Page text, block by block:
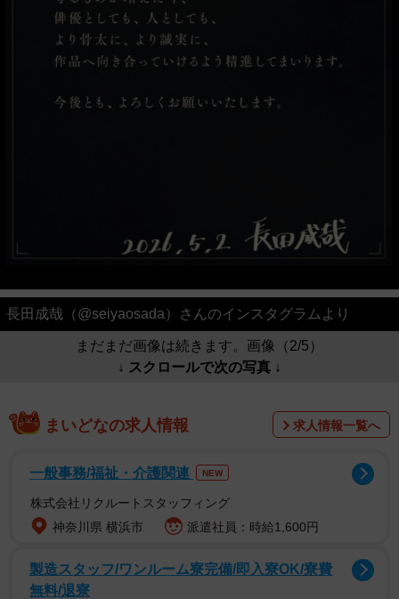
長田成哉（@seiyaosada）さんのインスタグラムより
まだまだ画像は続きます。画像（2/5）
↓ スクロールで次の写真 ↓
まいどなの求人情報 求人情報一覧へ
一般事務/福祉・介護関連 NEW
株式会社リクルートスタッフィング
神奈川県 横浜市
派遣社員：時給1,600円
製造スタッフ/ワンルーム寮完備/即入寮OK/寮費
無料/退寮